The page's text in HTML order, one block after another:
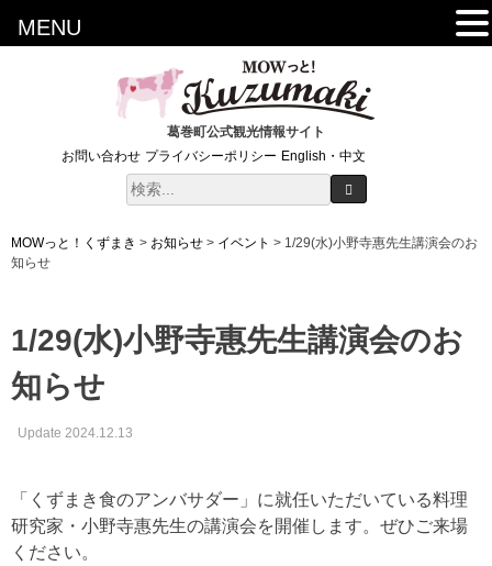
葛巻町公式観光情報サイト
お問い合わせ プライバシーポリシー English・中文
MOWっと！くずまき > お知らせ > イベント > 1/29(水)小野寺惠先生講演会のお
知らせ
1/29(水)小野寺惠先生講演会のお
知らせ
Update 2024.12.13
「くずまき食のアンバサダー」に就任いただいている料理
研究家・小野寺惠先生の講演会を開催します。ぜひご来場
ください。
MENU